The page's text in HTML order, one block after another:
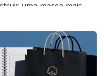
uma marca mais